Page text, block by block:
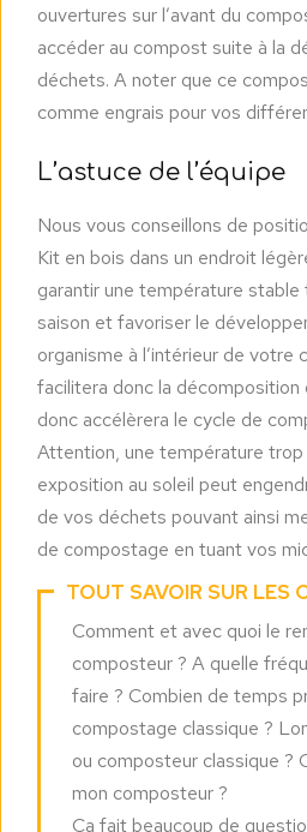
ouvertures sur l’avant du
accéder au compost suite à la
déchets. A noter que ce
comme engrais pour vos
L’astuce de l’équipe
Nous vous conseillons de
Kit en bois dans un endroit
garantir une température stable
saison et favoriser le
organisme à l’intérieur de votre
facilitera donc la
donc accélèrera le cycle de
Attention, une température trop
exposition au soleil peut
de vos déchets pouvant ainsi
de compostage en tuant vos
TOUT SAVOIR SUR LES
Comment et avec quoi le
composteur ? A quelle
faire ? Combien de temps
compostage classique ?
ou composteur classique ?
mon composteur ?
Ca fait beaucoup de